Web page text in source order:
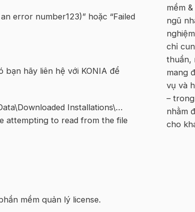
error number123)” hoặc “Failed
bạn hãy liên hệ với KONIA để
Installations\…
attempting to read from the file
mềm quản lý license.
mềm
ngũ
chỉ
thuần,
mang
vụ và
–
nhằm
cho